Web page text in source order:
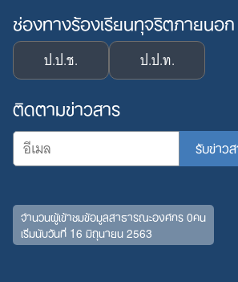
ช่องทางร้องเรียนทุจริตภายนอก
ป.ป.ช. ป.ป.ท.
ติดตามข่าวสาร
จำนวนผู้เข้าชมข้อมูลสาธารณะองค์กร 0คน
เริ่มนับวันที่ 16 มิถุนายน 2563